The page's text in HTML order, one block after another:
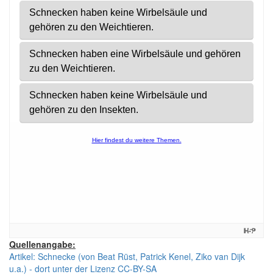
Quellenangabe:
Artikel: Schnecke (von Beat Rüst, Patrick Kenel, Ziko van Dijk
u.a.) - dort unter der Lizenz CC-BY-SA